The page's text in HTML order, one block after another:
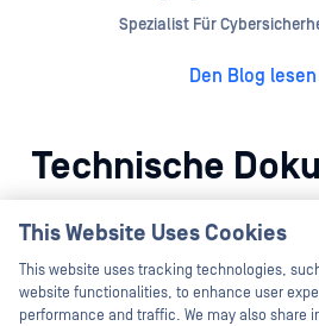
Spezialist Für
Den Blog lesen
Technische
Explore the full technical landscape
Diode — everything you need to
optimize.
This Website Uses Cookies
This website uses tracking technologies,
website functionalities, to enhance user
performance and traffic. We may also share
Hey there!
I'm Ozzy, your
How can I help